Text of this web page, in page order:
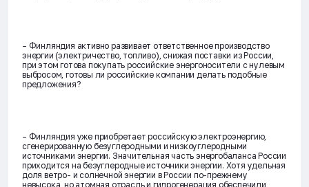
– Финляндия активно развивает ответственное производство
энергии (электричество, топливо), снижая поставки из России,
при этом готова покупать российские энергоносители с нулевым
выбросом, готовы ли российские компании делать подобные
предложения?
– Финляндия уже приобретает российскую электроэнергию,
сгенерированную безуглеродными и низкоуглеродными
источниками энергии. Значительная часть энергобаланса России
приходится на безуглеродные источники энергии. Хотя удельная
доля ветро- и солнечной энергии в России по-прежнему
невысока, но атомная отрасль и гидрогенерация обеспечили